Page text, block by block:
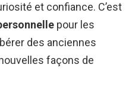
et confiance. C’est
pour les
des anciennes
façons de